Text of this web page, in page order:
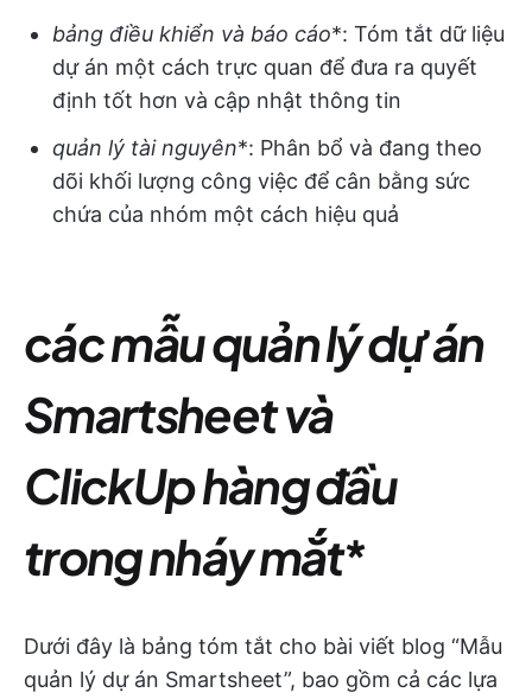
bảng điều khiển và báo cáo*: Tóm tắt dữ liệu
dự án một cách trực quan để đưa ra quyết
định tốt hơn và cập nhật thông tin
quản lý tài nguyên*: Phân bổ và đang theo
dõi khối lượng công việc để cân bằng sức
chứa của nhóm một cách hiệu quả
các mẫu quản lý dự án
Smartsheet và
ClickUp hàng đầu
trong nháy mắt*
Dưới đây là bảng tóm tắt cho bài viết blog “Mẫu
quản lý dự án Smartsheet”, bao gồm cả các lựa